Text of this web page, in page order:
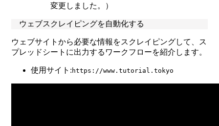
変更しました。）
ウェブスクレイピングを自動化する
ウェブサイトから必要な情報をスクレイピングして、ス
プレッドシートに出力するワークフローを紹介します。
使用サイト: https://www.tutorial.tokyo